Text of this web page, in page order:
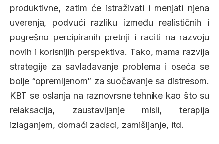
produktivne, zatim će istraživati i menjati njena
uverenja, podvući razliku između realističnih i
pogrešno percipiranih pretnji i raditi na razvoju
novih i korisnijih perspektiva. Tako, mama razvija
strategije za savladavanje problema i oseća se
bolje “opremljenom” za suočavanje sa distresom.
KBT se oslanja na raznovrsne tehnike kao što su
relaksacija, zaustavljanje misli, terapija
izlaganjem, domaći zadaci, zamišljanje, itd.